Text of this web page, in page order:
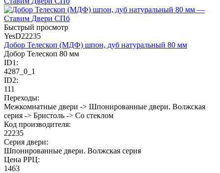
Быстрый просмотр
YesD22235
Добор Телескоп (МДФ) шпон, дуб натуральный 80 мм
Добор Телескоп 80 мм
ID1:
4287_0_1
ID2:
111
Переходы:
Межкомнатные двери -> Шпонированные двери. Волжская
серия -> Бристоль -> Со стеклом
Код производителя:
22235
Cерия двери:
Шпонированные двери. Волжская серия
Цена РРЦ:
1463